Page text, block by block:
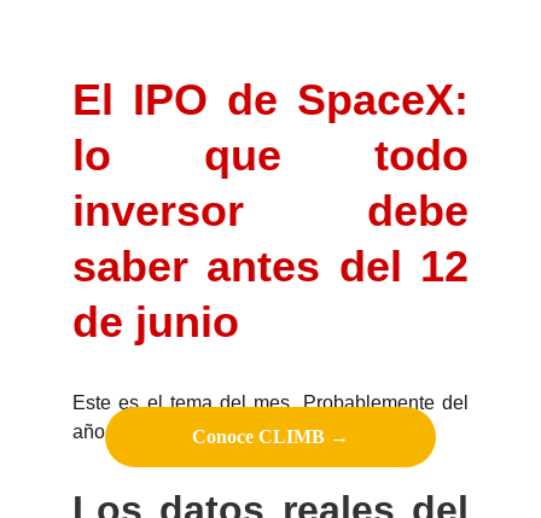
El IPO de SpaceX:
lo que todo
inversor debe
saber antes del 12
de junio
Este es el tema del mes. Probablemente del
año.
Conoce CLIMB →